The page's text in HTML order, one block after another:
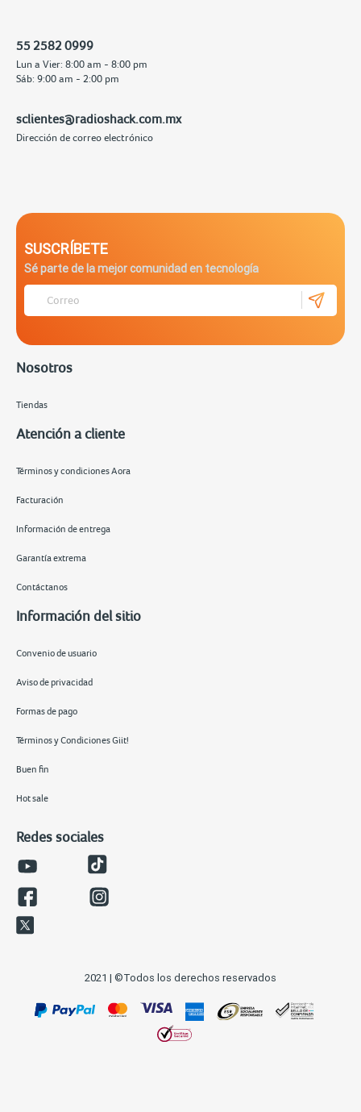
55 2582 0999
Lun a Vier: 8:00 am - 8:00 pm
Sáb: 9:00 am - 2:00 pm
sclientes@radioshack.com.mx
Dirección de correo electrónico
SUSCRÍBETE
Sé parte de la mejor comunidad en tecnología
Nosotros
Tiendas
Atención a cliente
Términos y condiciones Aora
Facturación
Información de entrega
Garantía extrema
Contáctanos
Información del sitio
Convenio de usuario
Aviso de privacidad
Formas de pago
Términos y Condiciones Giit!
Buen fin
Hot sale
Redes sociales
2021 | ©Todos los derechos reservados